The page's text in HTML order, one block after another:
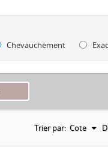
Chevauchement
Trier par: Cote